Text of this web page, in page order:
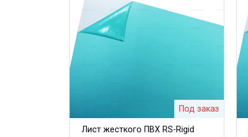
Под заказ
Лист жесткого ПВХ RS-Rigid